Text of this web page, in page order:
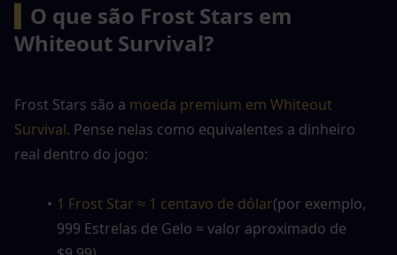
O que são Frost Stars em
Whiteout Survival?
Frost Stars são a moeda premium em Whiteout
Survival. Pense nelas como equivalentes a dinheiro
real dentro do jogo:
1 Frost Star ≈ 1 centavo de dólar(por exemplo,
999 Estrelas de Gelo = valor aproximado de